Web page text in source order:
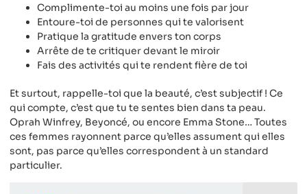
Complimente-toi au moins une fois par jour
Entoure-toi de personnes qui te valorisent
Pratique la gratitude envers ton corps
Arrête de te critiquer devant le miroir
Fais des activités qui te rendent fière de toi
Et surtout, rappelle-toi que la beauté, c’est subjectif ! Ce
qui compte, c’est que tu te sentes bien dans ta peau.
Oprah Winfrey, Beyoncé, ou encore Emma Stone… Toutes
ces femmes rayonnent parce qu’elles assument qui elles
sont, pas parce qu’elles correspondent à un standard
particulier.